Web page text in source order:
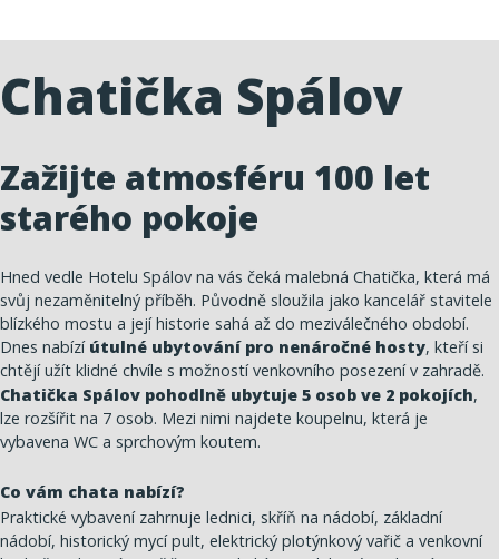
Chatička Spálov
Zažijte atmosféru 100 let
starého pokoje
Hned vedle Hotelu Spálov na vás čeká malebná Chatička, která má
svůj nezaměnitelný příběh. Původně sloužila jako kancelář stavitele
blízkého mostu a její historie sahá až do meziválečného období.
Dnes nabízí útulné ubytování pro nenáročné hosty, kteří si
chtějí užít klidné chvíle s možností venkovního posezení v zahradě.
Chatička Spálov pohodlně ubytuje 5 osob ve 2 pokojích,
lze rozšířit na 7 osob. Mezi nimi najdete koupelnu, která je
vybavena WC a sprchovým koutem.
Co vám chata nabízí?
Praktické vybavení zahrnuje lednici, skříň na nádobí, základní
nádobí, historický mycí pult, elektrický plotýnkový vařič a venkovní